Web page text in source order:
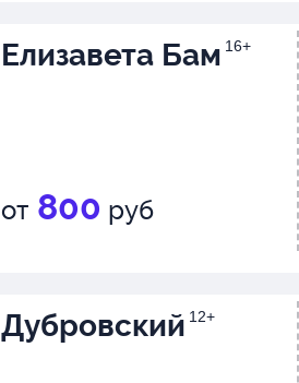
Елизавета Бам 16+
от 800 руб
Дубровский 12+